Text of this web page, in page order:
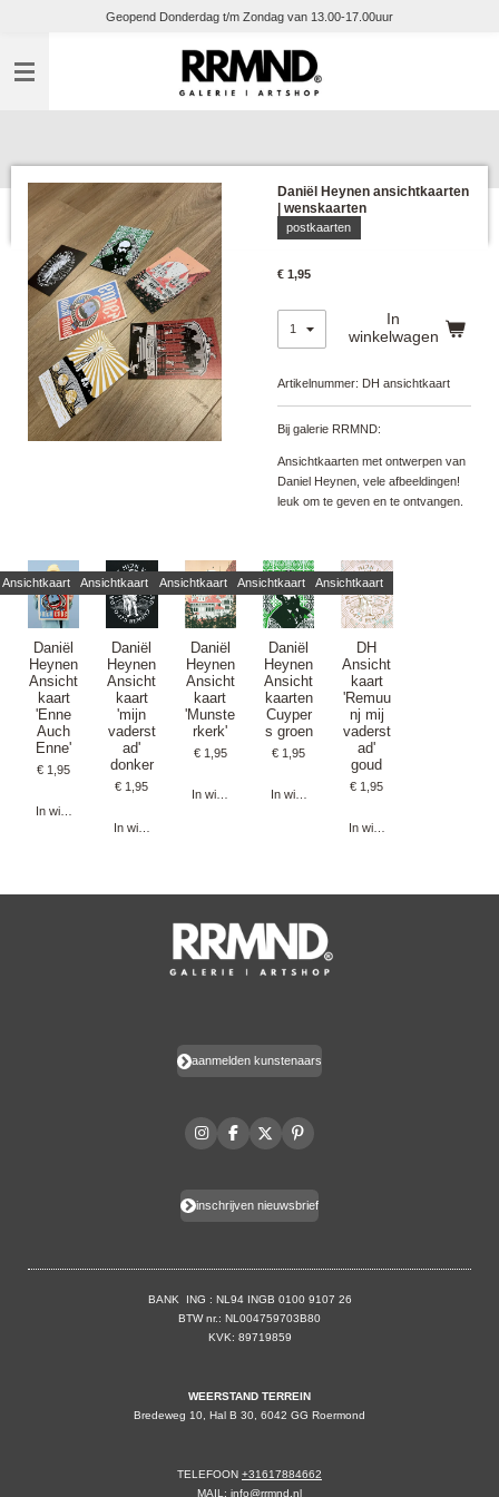
naar
de
Geopend Donderdag t/m Zondag van 13.00-17.00uur
Daniël Heynen ansichtkaarten
| wenskaarten
postkaarten
€ 1,95
In
winkelwagen
Artikelnummer: DH ansichtkaart
Bij galerie RRMND:
Ansichtkaarten met ontwerpen van
Daniel Heynen, vele afbeeldingen!
leuk om te geven en te ontvangen.
Ansichtkaart
Daniël
Heynen
Ansicht
kaart
'Enne
Auch
Enne'
€ 1,95
In winkelwagen
Ansichtkaart
Daniël
Heynen
Ansicht
kaart
'mijn
vaderst
ad'
donker
€ 1,95
In winkelwagen
Ansichtkaart
Daniël
Heynen
Ansicht
kaart
'Munste
rkerk'
€ 1,95
In winkelwagen
Ansichtkaart
Daniël
Heynen
Ansicht
kaarten
Cuyper
s groen
€ 1,95
In winkelwagen
Ansichtkaart
DH
Ansicht
kaart
'Remuu
nj mij
vaderst
ad'
goud
€ 1,95
In winkelwagen
aanmelden kunstenaars
I
n
g
r
F
a
o
o
X
P
i
r
e
inschrijven nieuwsbrief
BANK ING : NL94 INGB 0100 9107 26
BTW nr.: NL004759703B80
KVK: 89719859
WEERSTAND TERREIN
Bredeweg 10, Hal B 30, 6042 GG Roermond
TELEFOON +31617884662
MAIL: info@rrmnd.nl